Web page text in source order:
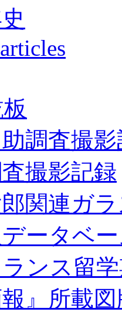
調査撮
撮影記録
関連ガ
ータベ
ンス留
報』所載